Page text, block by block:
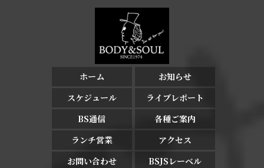
ホーム
お知らせ
スケジュール
ライブレポート
BS通信
各種ご案内
ランチ営業
アクセス
お問い合わせ
BSJSレーベル